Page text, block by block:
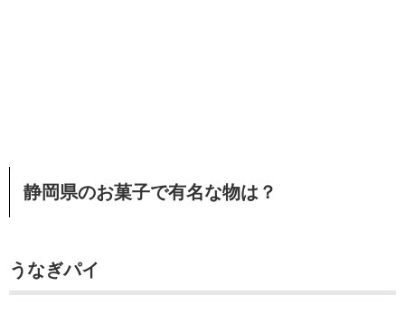
静岡県のお菓子で有名な物は？
うなぎパイ